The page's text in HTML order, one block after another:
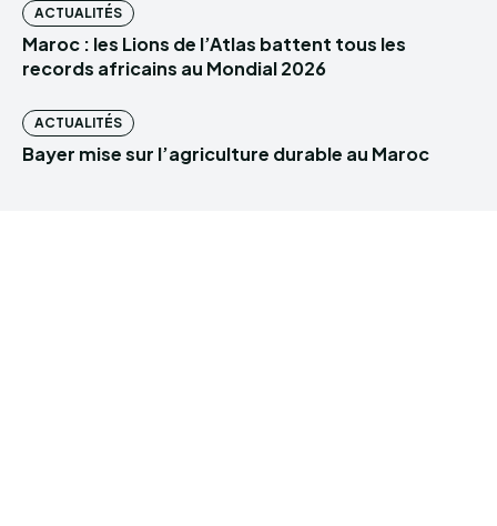
ACTUALITÉS
Maroc : les Lions de l’Atlas battent tous les
records africains au Mondial 2026
ACTUALITÉS
Bayer mise sur l’agriculture durable au Maroc